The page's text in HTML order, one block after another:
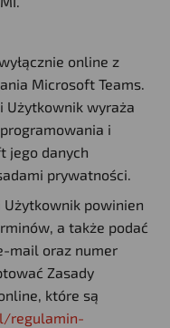
online z
Microsoft Teams.
Użytkownik wyraża
i
jego danych
prywatności.
powinien
a także podać
mail oraz numer
Zasady
które są
regulamin-